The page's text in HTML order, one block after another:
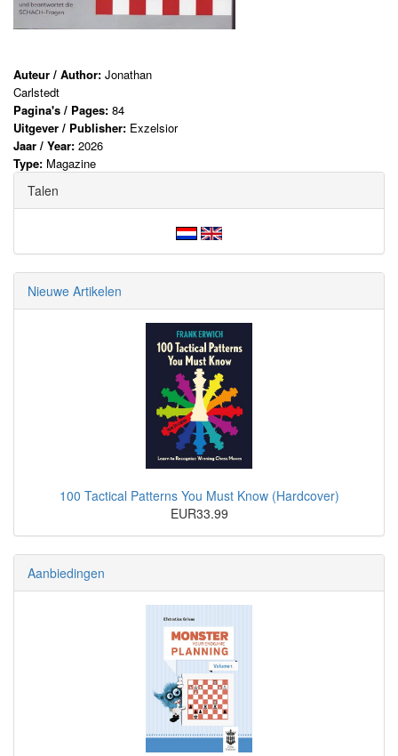
Auteur / Author: Jonathan
Carlstedt
Pagina's / Pages: 84
Uitgever / Publisher: Exzelsior
Jaar / Year: 2026
Type: Magazine
Talen
Nieuwe Artikelen
100 Tactical Patterns You Must Know (Hardcover)
EUR33.99
Aanbiedingen